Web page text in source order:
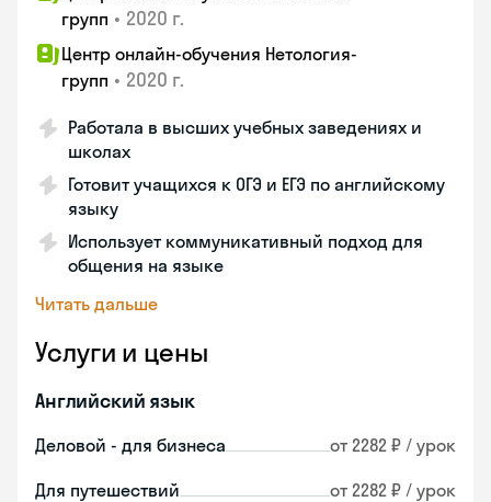
групп • 2020 г.
Центр онлайн-обучения Нетология-
групп • 2020 г.
Работала в высших учебных заведениях и
школах
Готовит учащихся к ОГЭ и ЕГЭ по английскому
языку
Использует коммуникативный подход для
общения на языке
Читать дальше
Услуги и цены
Английский язык
Деловой - для бизнеса от 2282 ₽ / урок
Для путешествий от 2282 ₽ / урок